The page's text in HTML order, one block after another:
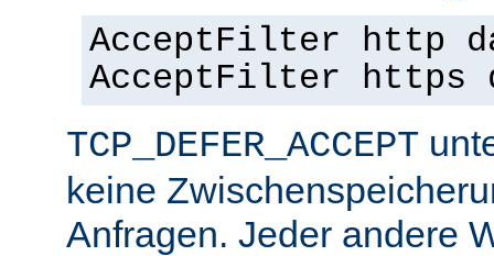
AcceptFilter http
AcceptFilter https
TCP_DEFER_ACCEPT
keine
Anfragen. Jeder andere